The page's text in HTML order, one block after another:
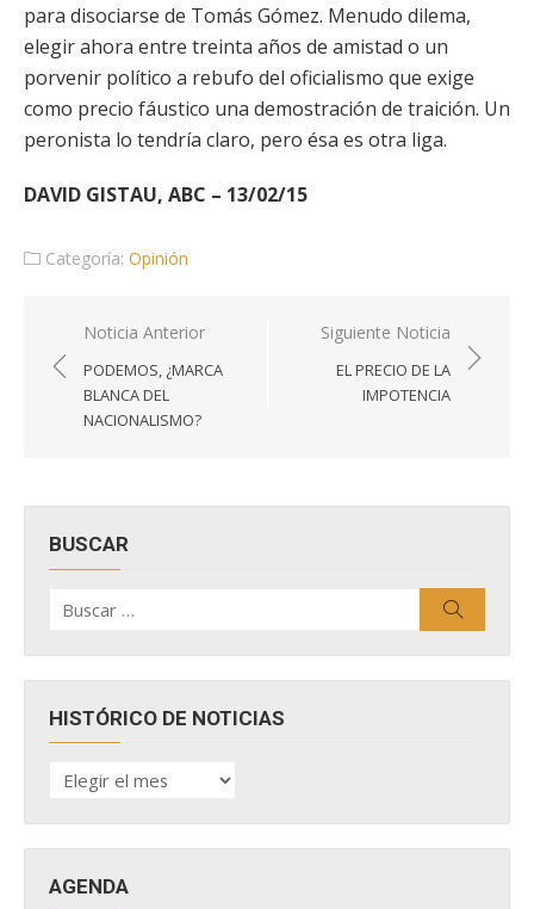
para disociarse de Tomás Gómez. Menudo dilema,
elegir ahora entre treinta años de amistad o un
porvenir político a rebufo del oficialismo que exige
como precio fáustico una demostración de traición. Un
peronista lo tendría claro, pero ésa es otra liga.
DAVID GISTAU, ABC – 13/02/15
Categoría: Opinión
Navegación
de
entradas
Noticia Anterior
PODEMOS, ¿MARCA
BLANCA DEL
NACIONALISMO?
Siguiente Noticia
EL PRECIO DE LA
IMPOTENCIA
BUSCAR
por:
HISTÓRICO DE NOTICIAS
HISTÓRICO
DE
AGENDA